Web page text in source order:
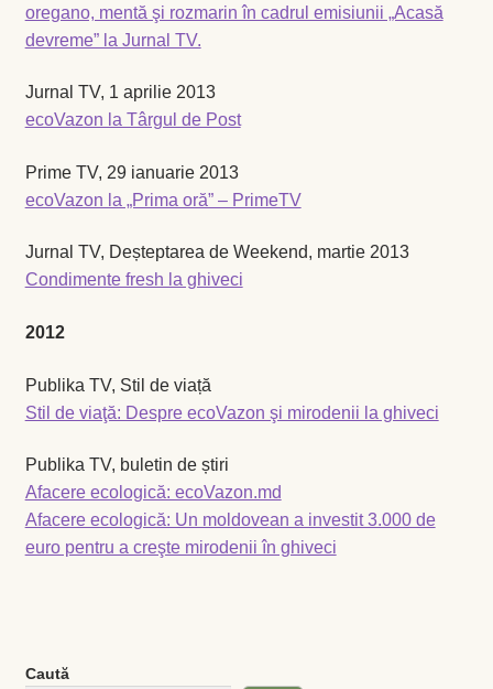
Creson de grădină
Leuştean
Maghiran
Melisa
Mentă
Oregano
Rozmarin
oregano, mentă şi rozmarin în cadrul emisiunii „Acasă
devreme” la Jurnal TV.
Jurnal TV, 1 aprilie 2013
ecoVazon la Târgul de Post
Prime TV, 29 ianuarie 2013
ecoVazon la „Prima oră” – PrimeTV
Jurnal TV, Deșteptarea de Weekend, martie 2013
Condimente fresh la ghiveci
2012
Publika TV, Stil de viață
Stil de viaţă: Despre ecoVazon şi mirodenii la ghiveci
Publika TV, buletin de știri
Afacere ecologică: ecoVazon.md
Afacere ecologică: Un moldovean a investit 3.000 de
euro pentru a creşte mirodenii în ghiveci
Caută